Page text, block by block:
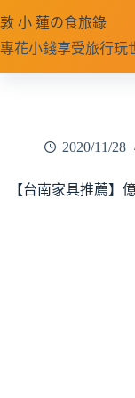
至
主
要
敦 小 蓮の食旅錄
專花小錢享受旅行玩
2020/11/28
【台南家具推薦】